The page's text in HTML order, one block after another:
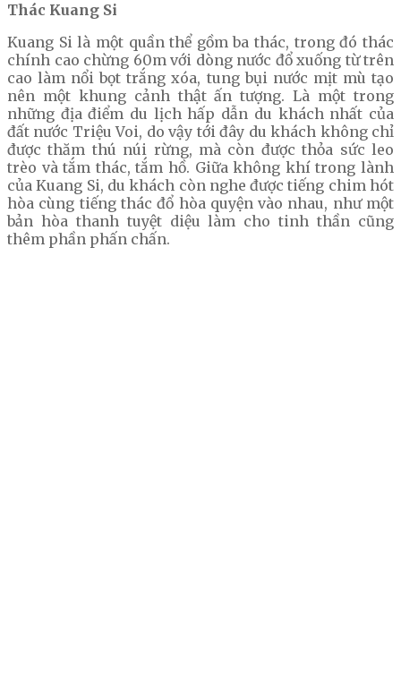
Thác Kuang Si
Kuang Si là một quần thể gồm ba thác, trong đó thác
chính cao chừng 60m với dòng nước đổ xuống từ trên
cao làm nổi bọt trắng xóa, tung bụi nước mịt mù tạo
nên một khung cảnh thật ấn tượng. Là một trong
những địa điểm du lịch hấp dẫn du khách nhất của
đất nước Triệu Voi, do vậy tới đây du khách không chỉ
được thăm thú núi rừng, mà còn được thỏa sức leo
trèo và tắm thác, tắm hồ. Giữa không khí trong lành
của Kuang Si, du khách còn nghe được tiếng chim hót
hòa cùng tiếng thác đổ hòa quyện vào nhau, như một
bản hòa thanh tuyệt diệu làm cho tinh thần cũng
thêm phần phấn chấn.